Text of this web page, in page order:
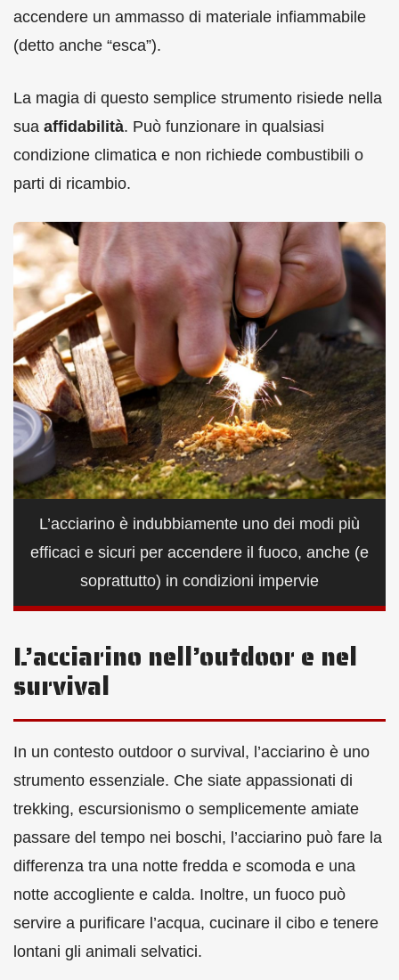
accendere un ammasso di materiale infiammabile
(detto anche “esca”).
La magia di questo semplice strumento risiede nella
sua affidabilità. Può funzionare in qualsiasi
condizione climatica e non richiede combustibili o
parti di ricambio.
L’acciarino è indubbiamente uno dei modi più
efficaci e sicuri per accendere il fuoco, anche (e
soprattutto) in condizioni impervie
L’acciarino nell’outdoor e nel
survival
In un contesto outdoor o survival, l’acciarino è uno
strumento essenziale. Che siate appassionati di
trekking, escursionismo o semplicemente amiate
passare del tempo nei boschi, l’acciarino può fare la
differenza tra una notte fredda e scomoda e una
notte accogliente e calda. Inoltre, un fuoco può
servire a purificare l’acqua, cucinare il cibo e tenere
lontani gli animali selvatici.